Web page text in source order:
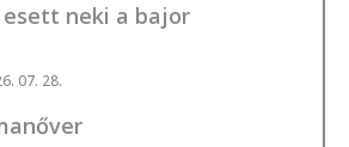
neki a bajor
07. 28.